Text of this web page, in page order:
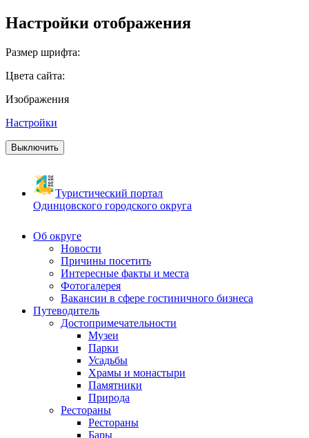
Настройки отображения
Размер шрифта:
Цвета сайта:
Изображения
Настройки
Выключить
Туристический портал
Одинцовского городского округа
Об округе
Новости
Причины посетить
Интересные факты и места
Фотогалерея
Вакансии в сфере гостиничного бизнеса
Путеводитель
Достопримечательности
Музеи
Парки
Усадьбы
Храмы и монастыри
Памятники
Природа
Рестораны
Рестораны
Бары